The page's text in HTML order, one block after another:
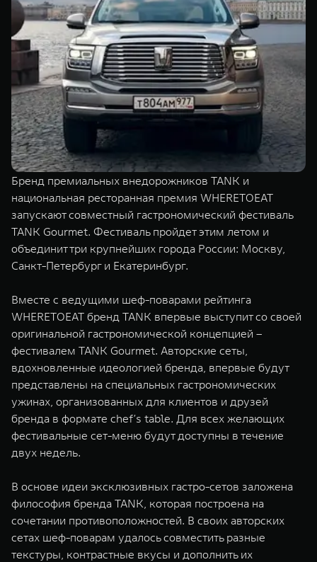
TANK 500
Веди за собой
от 6 499 000 ₽
TANK 700
Сила
от 10 199
WEY 07
Расширяя границы комфорта
от 6 149 000 ₽
WEY 05
от 5 699
WEY 80
Масштаб возможностей
от 6 449 000 ₽
WEY 80
TANK Финансы
Корпоративным клиентам
TANK ФИНАНСЫ
TANK Кредит
TANK Лизинг
TANK Страхование
Сервис
Специальные предложения
Моторные масла
ЦИФРОВЫЕ СЕРВИСЫ TANK
Цифровые сервисы TANK
Подписки
Бренд премиальных внедорожников TANK и
национальная ресторанная премия WHERETOEAT
запускают совместный гастрономический фестиваль
TANK Gourmet. Фестиваль пройдет этим летом и
объединит три крупнейших города России: Москву,
Санкт-Петербург и Екатеринбург.
Вместе с ведущими шеф-поварами рейтинга
WHERETOEAT бренд TANK впервые выступит со своей
оригинальной гастрономической концепцией –
фестивалем TANK Gourmet. Авторские сеты,
вдохновленные идеологией бренда, впервые будут
представлены на специальных гастрономических
ужинах, организованных для клиентов и друзей
бренда в формате chef’s table. Для всех желающих
фестивальные сет-меню будут доступны в течение
двух недель.
В основе идеи эксклюзивных гастро-сетов заложена
философия бренда TANK, которая построена на
сочетании противоположностей. В своих авторских
сетах шеф-поварам удалось совместить разные
текстуры, контрастные вкусы и дополнить их